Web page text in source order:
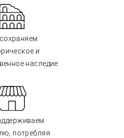
и
наследие
потребляя